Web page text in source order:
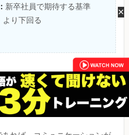
新卒社員で期待する基準
より下回る
点のレベルとは？
×